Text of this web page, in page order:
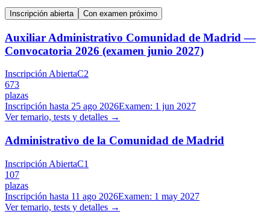
Inscripción abierta Con examen próximo
Auxiliar Administrativo Comunidad de Madrid —
Convocatoria 2026 (examen junio 2027)
Inscripción AbiertaC2
673
plazas
Inscripción hasta 25 ago 2026Examen: 1 jun 2027
Ver temario, tests y detalles →
Administrativo de la Comunidad de Madrid
Inscripción AbiertaC1
107
plazas
Inscripción hasta 11 ago 2026Examen: 1 may 2027
Ver temario, tests y detalles →